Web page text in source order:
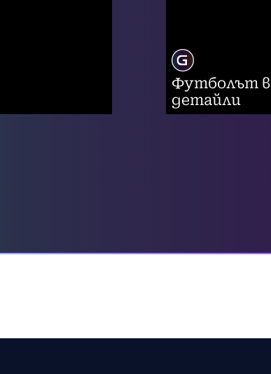
Футболът в
детайли